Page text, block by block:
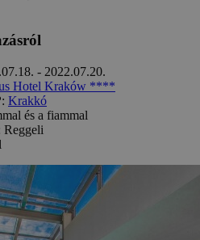
- 2022.07.20.
Hotel Kraków ****
: Krakkó
és a fiammal
Reggeli